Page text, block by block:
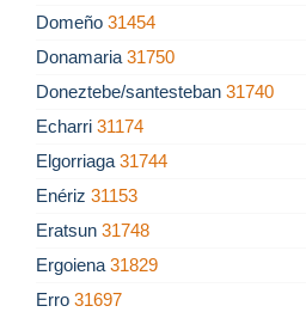
Domeño 31454
Donamaria 31750
Doneztebe/santesteban 31740
Echarri 31174
Elgorriaga 31744
Enériz 31153
Eratsun 31748
Ergoiena 31829
Erro 31697